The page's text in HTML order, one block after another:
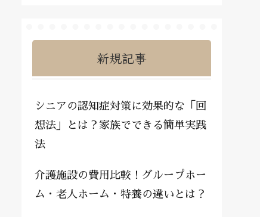
新規記事
シニアの認知症対策に効果的な「回
想法」とは？家族でできる簡単実践
法
介護施設の費用比較！グループホー
ム・老人ホーム・特養の違いとは？